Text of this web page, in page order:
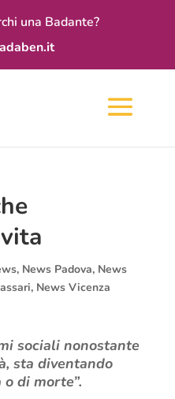
una Badante?
, News Padova, News
, News Vicenza
sociali nonostante
sta diventando
di morte”.